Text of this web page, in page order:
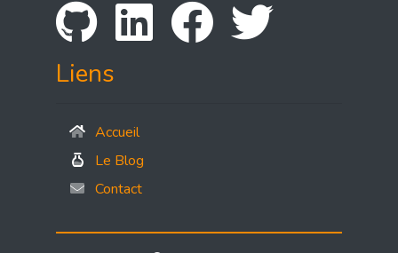
Liens
Accueil
Le Blog
Contact